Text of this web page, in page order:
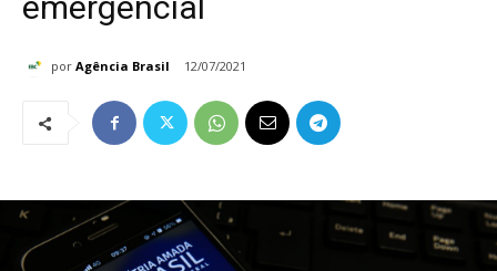
por Agência Brasil 12/07/2021